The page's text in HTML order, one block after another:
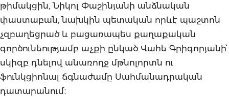
թիմակցին, Նիկոլ Փաշինյանի անձնական
փաստաբան, նախկին պետական որևէ պաշտոն
չզբաղեցրած և բացառապես քաղաքական
գործունեությամբ աչքի ընկած Վահե Գրիգորյանի՝
սկիզբ դնելով անառողջ մթնոլորտն ու
ֆունկցիոնալ ճգնաժամը Սահմանադրական
դատարանում։